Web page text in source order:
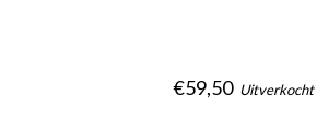
€59,50 Uitverkocht